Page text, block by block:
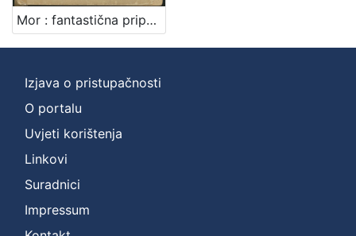
Mor : fantastična pripovijest / Đuro Sudeta
Izjava o pristupačnosti
O portalu
Uvjeti korištenja
Linkovi
Suradnici
Impressum